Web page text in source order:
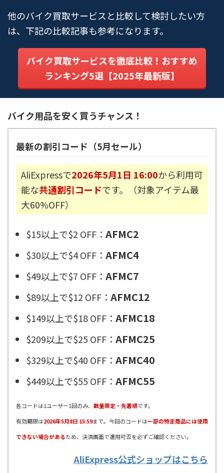
他のバイク買取サービスと比較して検討したい方
は、下記の比較記事も参考になります。
バイク買取サービスを徹底比較！おすすめ
ランキング5選【2025年最新版】
バイク用品を安く買うチャンス！
最新の割引コード（5月セール）
AliExpressで2026年5月1日 16:00から利用可
能な共通割引コードです。（対象アイテム最
大60%OFF）
$15以上で$2 OFF： AFMC2
$30以上で$4 OFF： AFMC4
$49以上で$7 OFF： AFMC7
$89以上で$12 OFF： AFMC12
$149以上で$18 OFF： AFMC18
$209以上で$25 OFF： AFMC25
$329以上で$40 OFF： AFMC40
$449以上で$55 OFF： AFMC55
各コードは1ユーザー1回のみ、 数量限定・先着順です。
有効期限は2026年5月8日 15:59まで。今回のコードは一部の特定商品には使用
できない場合があるため、決済画面で適用可否を必ずご確認ください。
AliExpress公式ショップはこちら